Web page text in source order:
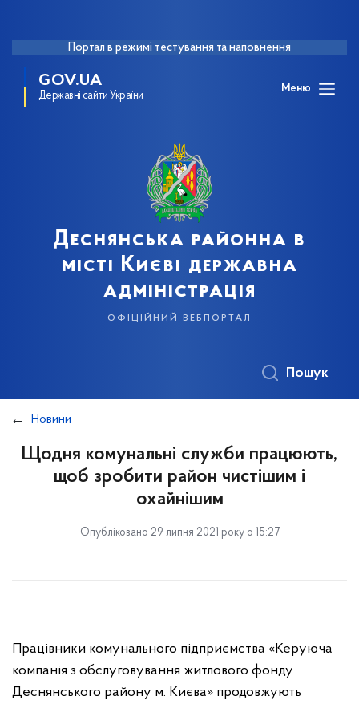
Портал в режимі тестування та наповнення
GOV.UA
Державні сайти України
Меню
Деснянська районна в
місті Києві державна
адміністрація
офіційний вебпортал
Пошук
Новини
Щодня комунальні служби працюють,
щоб зробити район чистішим і
охайнішим
Опубліковано 29 липня 2021 року о 15:27
Працівники комунального підприємства «Керуюча
компанія з обслуговування житлового фонду
Деснянського району м. Києва» продовжують